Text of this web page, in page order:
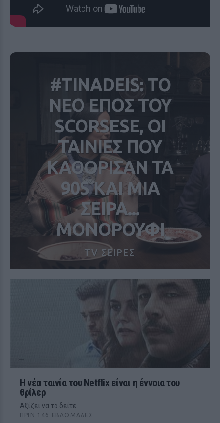
#TINADEIS: ΤΟ
ΝΕΟ ΕΠΟΣ ΤΟΥ
SCORSESE, ΟΙ
ΤΑΙΝΙΕΣ ΠΟΥ
ΚΑΘΟΡΙΣΑΝ ΤΑ
90S ΚΑΙ ΜΙΑ
ΣΕΙΡΑ...
ΜΟΝΟΡΟΥΦΙ
TV ΣΕΙΡΕΣ
Η νέα ταινία του Netflix είναι η έννοια του
θρίλερ
Αξίζει να το δείτε
ΠΡΙΝ 146 ΕΒΔΟΜΆΔΕΣ